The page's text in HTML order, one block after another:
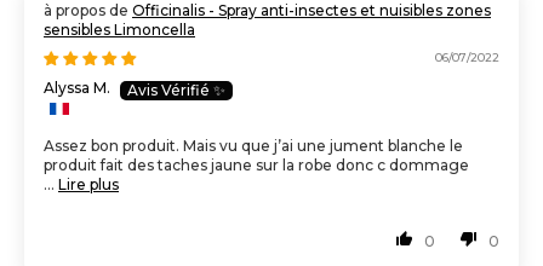
Officinalis - Spray anti-insectes et nuisibles zones
sensibles Limoncella
06/07/2022
Alyssa M.
Assez bon produit. Mais vu que j’ai une jument blanche le
produit fait des taches jaune sur la robe donc c dommage
... Lire plus
0 0